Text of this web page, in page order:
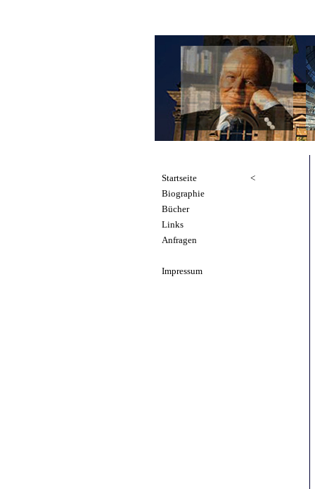
Startseite
<
Biographie
Bücher
Links
Anfragen
Impressum